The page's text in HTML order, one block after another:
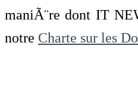
maniÃ¨re dont IT
notre Charte sur les